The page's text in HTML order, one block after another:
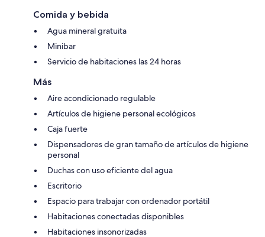
Comida y bebida
Agua mineral gratuita
Minibar
Servicio de habitaciones las 24 horas
Más
Aire acondicionado regulable
Artículos de higiene personal ecológicos
Caja fuerte
Dispensadores de gran tamaño de artículos de higiene
personal
Duchas con uso eficiente del agua
Escritorio
Espacio para trabajar con ordenador portátil
Habitaciones conectadas disponibles
Habitaciones insonorizadas